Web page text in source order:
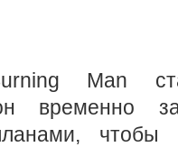
Man
временно
чтобы